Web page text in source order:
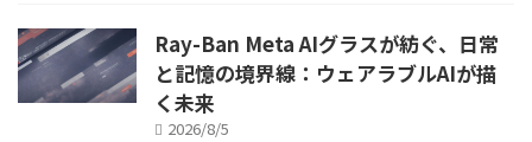
Ray-Ban Meta AIグラスが紡ぐ、日常
と記憶の境界線：ウェアラブルAIが描
く未来
2026/8/5